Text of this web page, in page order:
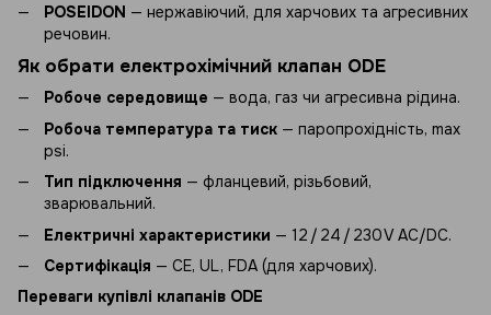
POSEIDON — нержавіючий, для харчових та агресивних
речовин.
Як обрати електрохімічний клапан ODE
Робоче середовище — вода, газ чи агресивна рідина.
Робоча температура та тиск — паропрохідність, max
psi.
Тип підключення — фланцевий, різьбовий,
зварювальний.
Електричні характеристики — 12 / 24 / 230 V AC/DC.
Сертифікація — CE, UL, FDA (для харчових).
Переваги купівлі клапанів ODE